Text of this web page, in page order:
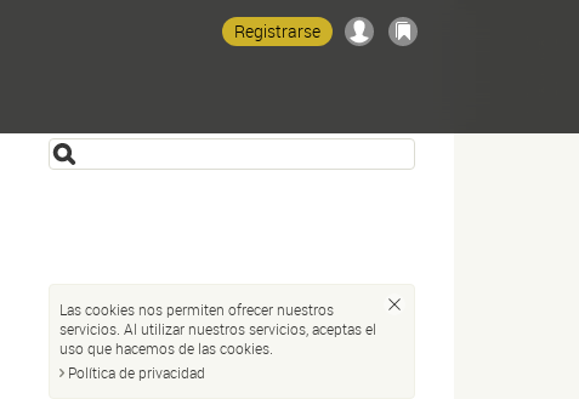
Registrarse
Las cookies nos permiten ofrecer nuestros
servicios. Al utilizar nuestros servicios, aceptas el
uso que hacemos de las cookies.
Política de privacidad